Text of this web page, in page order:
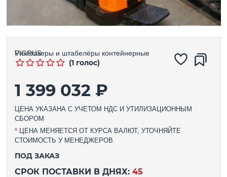
Ричстакеры и штабелёры контейнерные
VIGRUS
(1 голос)
1 399 032 ₽
ЦЕНА УКАЗАНА С УЧЕТОМ НДС И УТИЛИЗАЦИОННЫМ
СБОРОМ
*ЦЕНА МЕНЯЕТСЯ ОТ КУРСА ВАЛЮТ, УТОЧНЯЙТЕ
СТОИМОСТЬ У МЕНЕДЖЕРОВ
ПОД ЗАКАЗ
СРОК ПОСТАВКИ В ДНЯХ: 45